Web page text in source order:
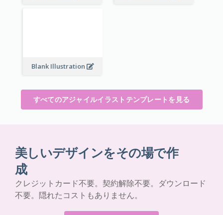
Blank Illustration
すべてのアジャイルイラストテンプレートを見る
美しいデザインをその場で作
成
クレジットカード不要。契約解除不要。ダウンロード
不要。隠れたコストもありません。